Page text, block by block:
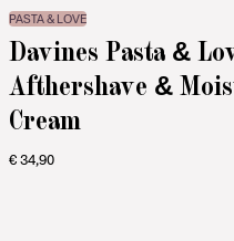
PASTA & LOVE
Davines Pasta &
Afthershave &
Cream
€34,90